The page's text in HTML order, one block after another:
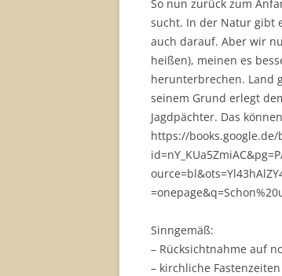
So nun zurück zum
sucht. In der Natur gibt
auch darauf. Aber wir
heißen), meinen es
herunterbrechen. Land
seinem Grund erlegt
Jagdpächter. Das
https://books.google.de/
Sinngemäß:
– Rücksichtnahme auf
– kirchliche